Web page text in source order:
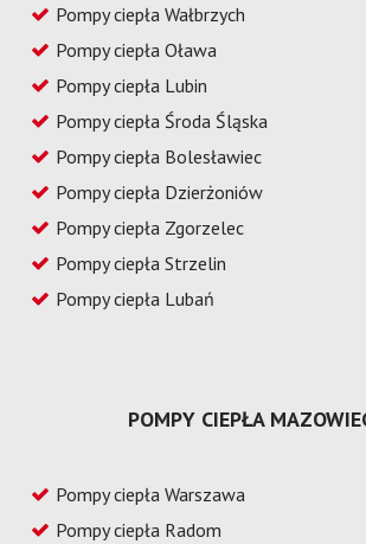
Pompy ciepła Wałbrzych
Pompy ciepła Oława
Pompy ciepła Lubin
Pompy ciepła Środa Śląska
Pompy ciepła Bolesławiec
Pompy ciepła Dzierżoniów
Pompy ciepła Zgorzelec
Pompy ciepła Strzelin
Pompy ciepła Lubań
POMPY CIEPŁA
Pompy ciepła Warszawa
Pompy ciepła Radom